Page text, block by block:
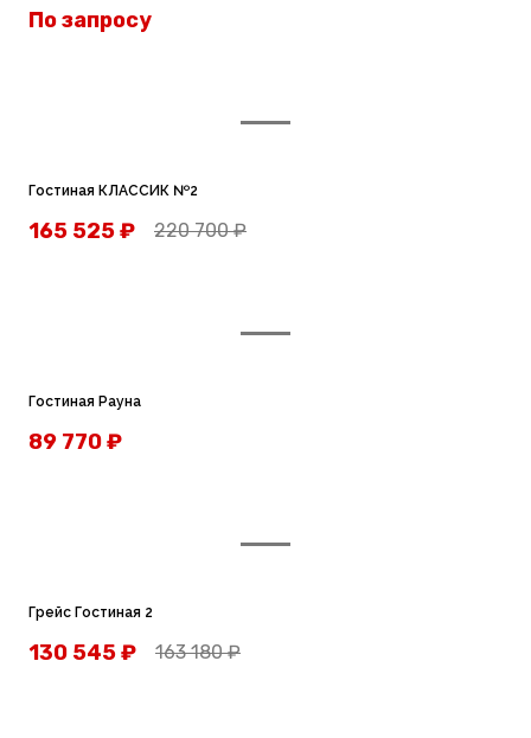
По запросу
Гостиная КЛАССИК №2
220 700₽
165 525₽
Гостиная Рауна
89 770₽
Грейс Гостиная 2
163 180₽
130 545₽